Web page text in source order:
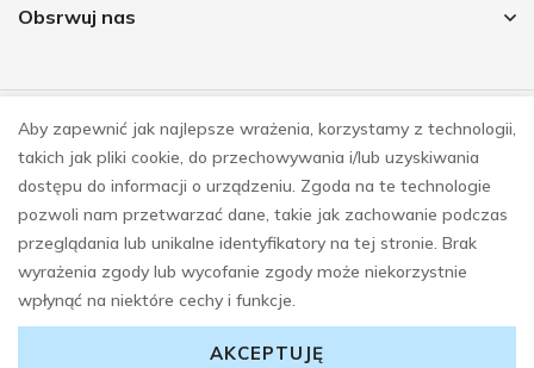
Obsrwuj nas
© COPYRIGHT 2023
REALIZACJAE-SKLEPY INVESTNET
Aby zapewnić jak najlepsze wrażenia, korzystamy z technologii,
takich jak pliki cookie, do przechowywania i/lub uzyskiwania
dostępu do informacji o urządzeniu. Zgoda na te technologie
pozwoli nam przetwarzać dane, takie jak zachowanie podczas
przeglądania lub unikalne identyfikatory na tej stronie. Brak
wyrażenia zgody lub wycofanie zgody może niekorzystnie
wpłynąć na niektóre cechy i funkcje.
AKCEPTUJĘ
0